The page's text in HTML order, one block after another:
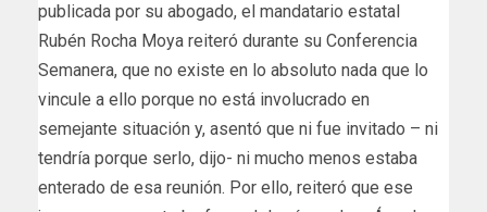
publicada por su abogado, el mandatario estatal
Rubén Rocha Moya reiteró durante su Conferencia
Semanera, que no existe en lo absoluto nada que lo
vincule a ello porque no está involucrado en
semejante situación y, asentó que ni fue invitado – ni
tendría porque serlo, dijo- ni mucho menos estaba
enterado de esa reunión. Por ello, reiteró que ese